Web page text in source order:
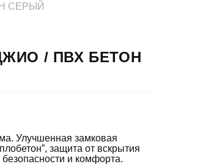
СЕРЫЙ
/ ПВХ БЕТОН
Улучшенная замковая
защита от вскрытия
и комфорта.